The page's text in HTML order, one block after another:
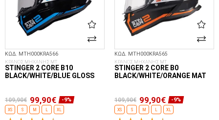
ΚΩΔ. MTH000KRA566
ΚΡΑΝΟΣ ΜΗΧΑΝΗΣ MT
STINGER 2 CORE B10
BLACK/WHITE/BLUE GLOSS
109,90€ 99,90€ -9%
XS S M XL
ΚΩΔ. MTH000KRA565
ΚΡΑΝΟΣ ΜΗΧΑΝΗΣ MT
STINGER 2 CORE B0
BLACK/WHITE/ORANGE MAT
109,90€ 99,90€ -9%
XS S M XL